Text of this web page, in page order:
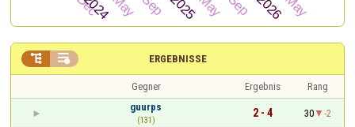
ERGEBNISSE
 
Gegner Ergebnis
Rang
guurps
(131)
2 - 4 30
-2